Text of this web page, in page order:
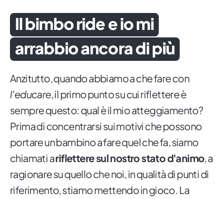
Il bimbo ride e io mi
arrabbio ancora di più
Anzitutto, quando abbiamo a che fare con
l'educare, il primo punto su cui riflettere è
sempre questo: qual è il mio atteggiamento?
Prima di concentrarsi sui motivi che possono
portare un bambino a fare quel che fa, siamo
chiamati ariflettere sul nostro stato d'animo, a
ragionare su quello che noi, in qualità di punti di
riferimento, stiamo mettendo in gioco. La